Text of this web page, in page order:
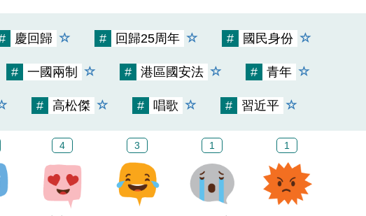
慶回歸 # 回歸25周年 # 國民身份
# 一國兩制 # 港區國安法 # 青年
# 高松傑 # 唱歌 # 習近平
4 3 1 1